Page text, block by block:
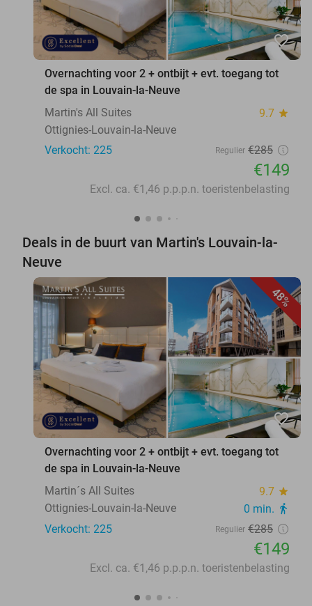
favorite_border
Overnachting voor 2 + ontbijt + evt. toegang tot
de spa in Louvain-la-Neuve
Martin's All Suites
9.7 star
Ottignies-Louvain-la-Neuve
Verkocht: 225
Regulier €285
€149
Excl. ca. €1,46 p.p.p.n. toeristenbelasting
Deals in de buurt van Martin's Louvain-la-
Neuve
48%
favorite_border
Overnachting voor 2 + ontbijt + evt. toegang tot
de spa in Louvain-la-Neuve
Martin´s All Suites
9.7 star
Ottignies-Louvain-la-Neuve 0 min. directions_walk
Verkocht: 225 Regulier €285
€149
Excl. ca. €1,46 p.p.p.n. toeristenbelasting